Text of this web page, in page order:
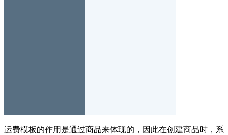
运费模板的作用是通过商品来体现的，因此在创建商品时，系